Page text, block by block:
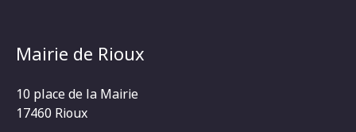
Mairie de Rioux
10 place de la Mairie
17460 Rioux